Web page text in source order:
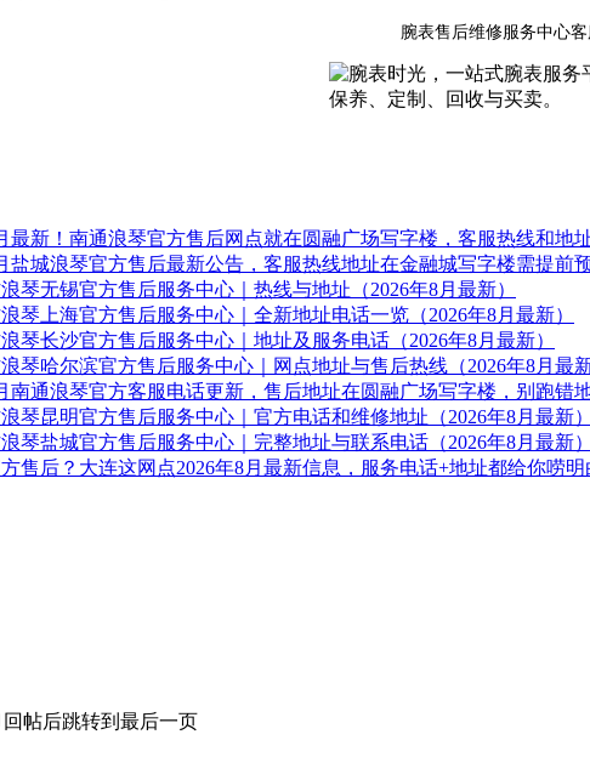
腕表售后维修服务中心客
最新！南通浪琴官方售后网点就在圆融广场写字楼，客服热线和地
盐城浪琴官方售后最新公告，客服热线地址在金融城写字楼需提前
琴无锡官方售后服务中心｜热线与地址（2026年8月最新）
琴上海官方售后服务中心｜全新地址电话一览（2026年8月最新）
琴长沙官方售后服务中心｜地址及服务电话（2026年8月最新）
琴哈尔滨官方售后服务中心｜网点地址与售后热线（2026年8月最新
南通浪琴官方客服电话更新，售后地址在圆融广场写字楼，别跑错地
琴昆明官方售后服务中心｜官方电话和维修地址（2026年8月最新）
琴盐城官方售后服务中心｜完整地址与联系电话（2026年8月最新）
售后？大连这网点2026年8月最新信息，服务电话+地址都给你唠明
回帖后跳转到最后一页